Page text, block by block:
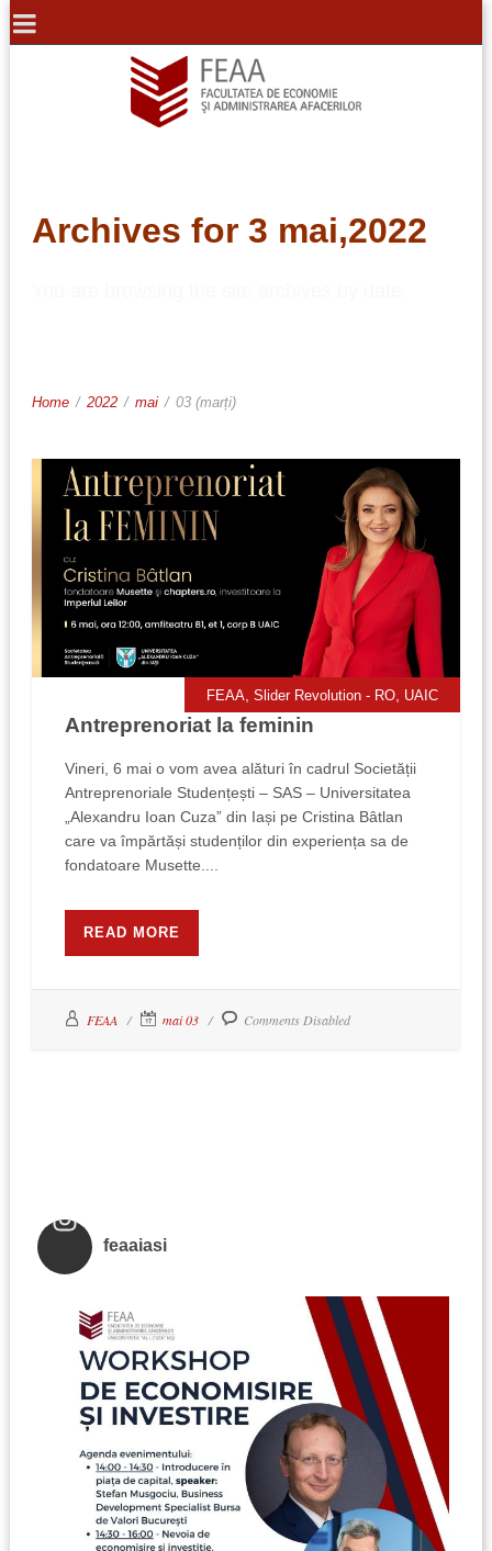
Archives for 3 mai,2022
Home / 2022 / mai / 03 (marți)
FEAA ,Slider Revolution - RO UAIC
Antreprenoriat la feminin
Vineri, 6 mai o vom avea alături în cadrul Societății
Antreprenoriale Studențești – SAS – Universitatea
„Alexandru Ioan Cuza” din Iași pe Cristina Bâtlan
care va împărtăși studenților din experiența sa de
fondatoare Musette....
READ MORE
FEAA mai 03 Comments Disabled
feaaiasi